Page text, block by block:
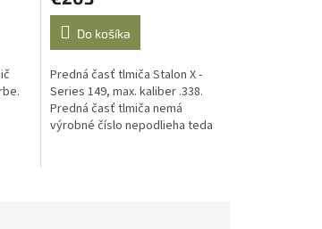
Do košíka
Predná časť tlmiča Stalon X -
Series 149, max. kaliber .338.
Predná časť tlmiča nemá
výrobné číslo nepodlieha teda